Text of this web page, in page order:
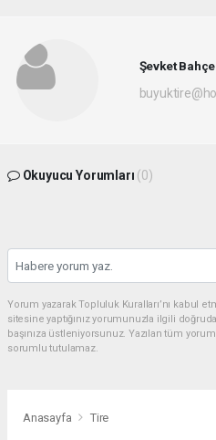
Şevket
Okuyucu Yorumları (0)
Yorum yazarak Topluluk Kuralları’nı kabul
sitesine yaptığınız yorumunuzla ilgili
başınıza üstleniyorsunuz. Yazılan tüm
sorumlu tutulamaz.
Anasayfa Tire